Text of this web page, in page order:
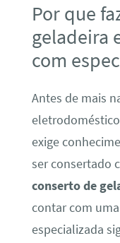
Por que
geladeira
com
Antes de mais
exige
ser consertado
conserto de
contar com
especializada